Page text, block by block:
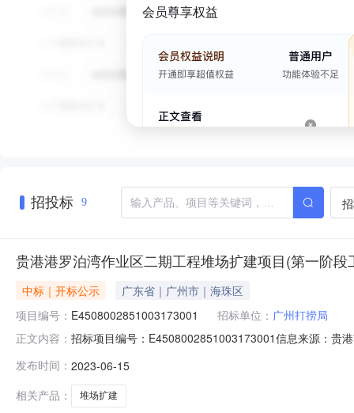
会员尊享权益
招投标 9
贵港港罗泊湾作业区二期工程堆场扩建项目(第一阶段
中标｜开标公示
广东省｜广州市｜海珠区
项目编号： E4508002851003173001 招标单位： 广州打捞局
正文内容： 招标项目编号：E4508002851003173001信息来源：贵
期:240日历天;质量要求:;保证金金额:0.00元,投标文件递
发布时间： 2023-06-15
相关产品：
堆场扩建